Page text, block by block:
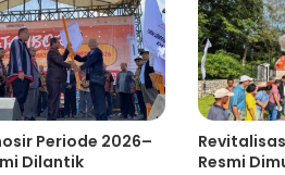
Periode 2026–
Dilantik
Resmi